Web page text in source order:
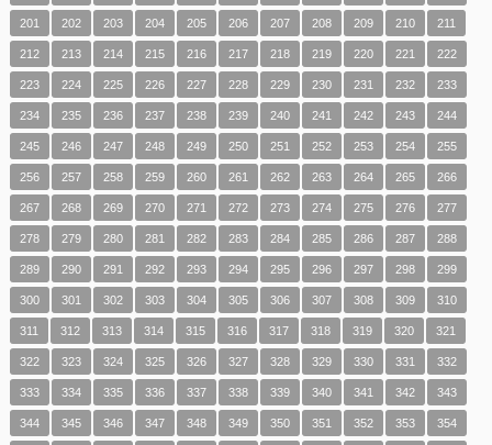
201 202 203 204 205 206 207 208 209 210 211
212 213 214 215 216 217 218 219 220 221 222
223 224 225 226 227 228 229 230 231 232 233
234 235 236 237 238 239 240 241 242 243 244
245 246 247 248 249 250 251 252 253 254 255
256 257 258 259 260 261 262 263 264 265 266
267 268 269 270 271 272 273 274 275 276 277
278 279 280 281 282 283 284 285 286 287 288
289 290 291 292 293 294 295 296 297 298 299
300 301 302 303 304 305 306 307 308 309 310
311 312 313 314 315 316 317 318 319 320 321
322 323 324 325 326 327 328 329 330 331 332
333 334 335 336 337 338 339 340 341 342 343
344 345 346 347 348 349 350 351 352 353 354